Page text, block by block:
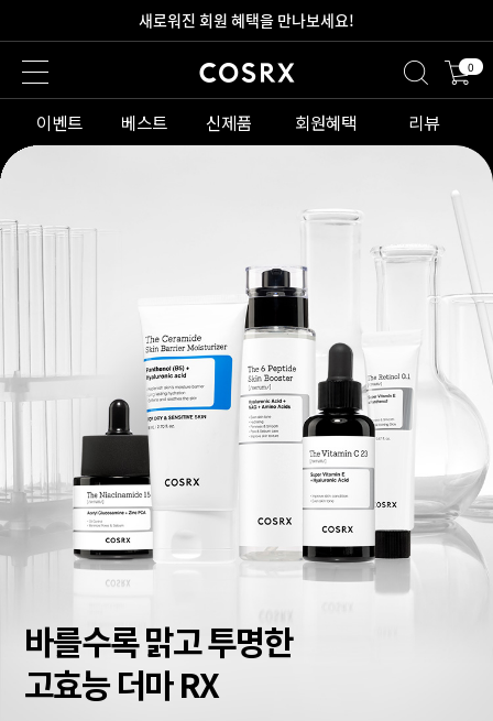
새로워진 회원 혜택을 만나보세요!
2만원 이상 무료 배송 0
이벤트 베스트 신제품 회원혜택 리뷰
바를수록 맑고 투명한
고효능 더마 RX